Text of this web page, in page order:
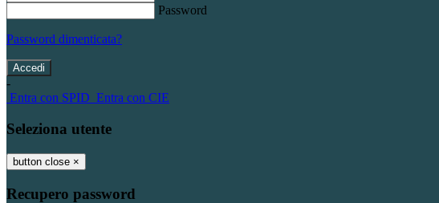
Password
Password dimenticata?
-
Entra con SPID Entra con CIE
Seleziona utente
button close ×
Recupero password